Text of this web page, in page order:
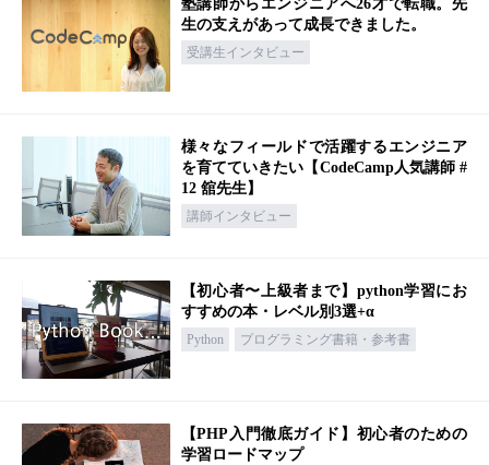
塾講師からエンジニアへ26才で転職。先
生の支えがあって成長できました。
受講生インタビュー
様々なフィールドで活躍するエンジニア
を育てていきたい【CodeCamp人気講師 #
12 舘先生】
講師インタビュー
【初心者〜上級者まで】python学習にお
すすめの本・レベル別3選+α
Python プログラミング書籍・参考書
【PHP入門徹底ガイド】初心者のための
学習ロードマップ